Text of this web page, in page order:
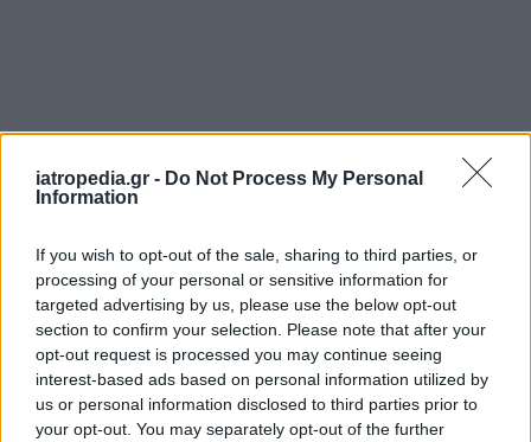
iatropedia.gr - Do Not Process My Personal
Information
If you wish to opt-out of the sale, sharing to third parties, or
processing of your personal or sensitive information for
targeted advertising by us, please use the below opt-out
section to confirm your selection. Please note that after your
opt-out request is processed you may continue seeing
interest-based ads based on personal information utilized by
us or personal information disclosed to third parties prior to
your opt-out. You may separately opt-out of the further